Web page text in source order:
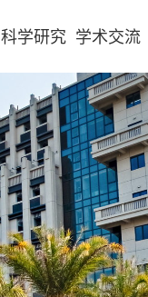
科学研究 学术交流